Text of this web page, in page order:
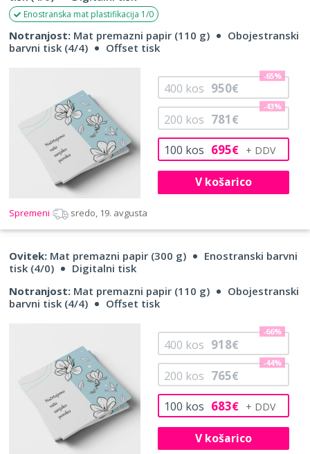
Enostranska mat plastifikacija 1/0
Notranjost: Mat premazni papir (110 g)
Obojestranski
barvni tisk (4/4)
Offset tisk
100 kos 695€
200 kos 781€
-43%
400 kos 950€
-65%
V košarico
Spremeni sredo, 19. avgusta
Ovitek: Mat premazni papir (300 g)
Enostranski barvni
tisk (4/0)
Digitalni tisk
Notranjost: Mat premazni papir (110 g)
Obojestranski
barvni tisk (4/4)
Offset tisk
100 kos 683€
200 kos 765€
-44%
400 kos 918€
-66%
V košarico